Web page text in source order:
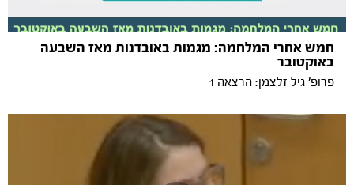
חמש אחרי המלחמה: מגמות באובדנות מאז השבעה
באוקטובר
פרופ' גיל זלצמן: הרצאה 1